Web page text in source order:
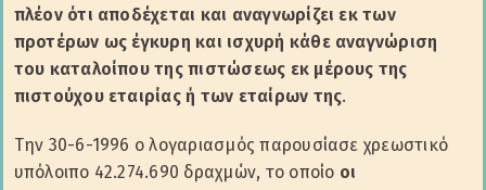
πλέον ότι αποδέχεται και αναγνωρίζει εκ των
προτέρων ως έγκυρη και ισχυρή κάθε αναγνώριση
του καταλοίπου της πιστώσεως εκ μέρους της
πιστούχου εταιρίας ή των εταίρων της.
Την 30-6-1996 ο λογαριασμός παρουσίασε χρεωστικό
υπόλοιπο 42.274.690 δραχμών, το οποίο οι